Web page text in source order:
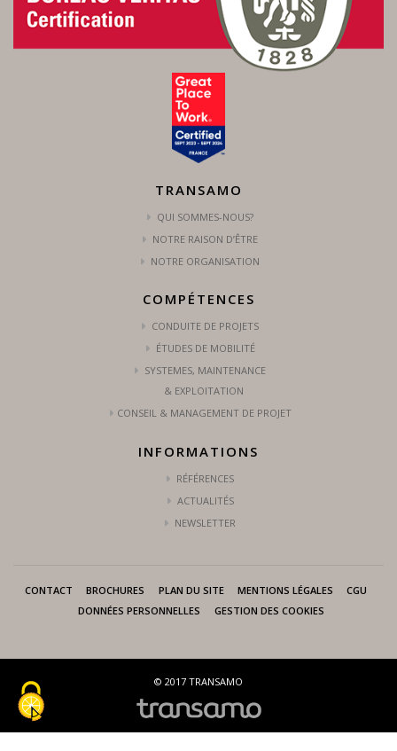
TRANSAMO
QUI SOMMES-NOUS?
NOTRE RAISON D’ÊTRE
NOTRE ORGANISATION
COMPÉTENCES
CONDUITE DE PROJETS
ÉTUDES DE MOBILITÉ
SYSTEMES, MAINTENANCE
& EXPLOITATION
CONSEIL & MANAGEMENT DE PROJET
INFORMATIONS
RÉFÉRENCES
ACTUALITÉS
NEWSLETTER
CONTACT BROCHURES PLAN DU SITE MENTIONS LÉGALES
CGU
DONNÉES PERSONNELLES
GESTION DES COOKIES
© 2017 TRANSAMO